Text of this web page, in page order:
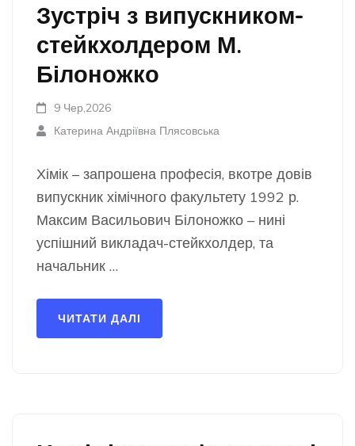
Зустріч з випускником-
стейкхолдером М.
Білоножко
9 Чер,2026
Катерина Андріївна Плясовська
Хімік – запрошена професія, вкотре довів
випускник хімічного факультету 1992 р.
Максим Васильович Білоножко – нині
успішний викладач-стейкхолдер, та
начальник …
ЧИТАТИ ДАЛІ